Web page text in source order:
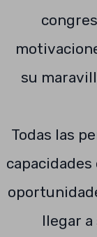
su
Todas las
llegar